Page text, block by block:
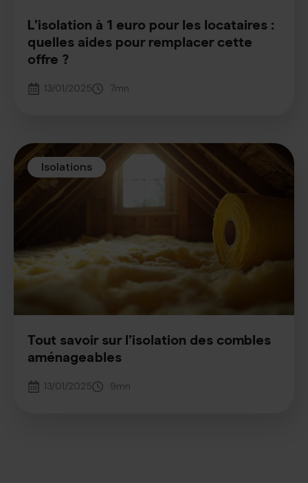
L’isolation à 1 euro pour les locataires :
quelles aides pour remplacer cette
offre ?
13/01/2025 7mn
Isolations
Tout savoir sur l’isolation des combles
aménageables
13/01/2025 9mn